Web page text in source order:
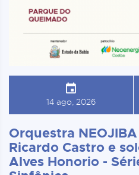
14 ago, 2026
Orquestra
Ricardo Castro e
Alves Honorio -